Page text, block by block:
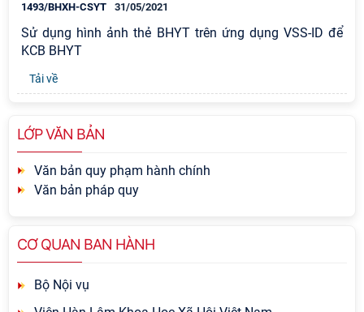
1493/BHXH-CSYT 31/05/2021
Sử dụng hình ảnh thẻ BHYT trên ứng dụng VSS-ID để
KCB BHYT
Tải về
LỚP VĂN BẢN
Văn bản quy phạm hành chính
Văn bản pháp quy
CƠ QUAN BAN HÀNH
Bộ Nội vụ